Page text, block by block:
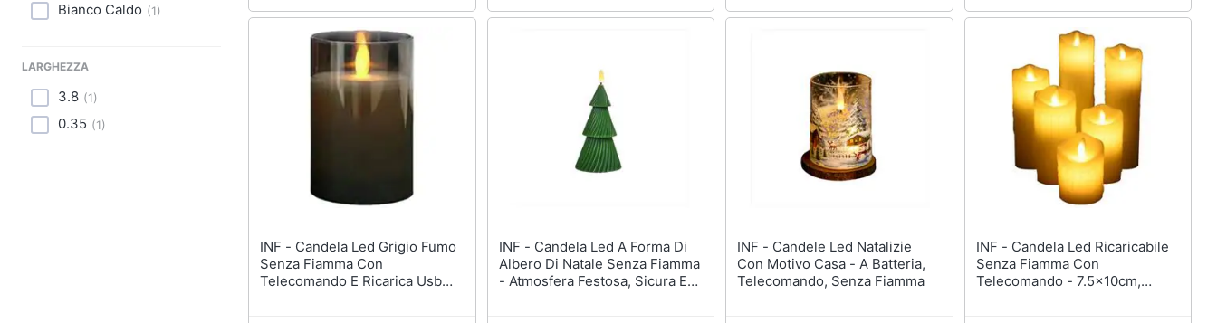
Bianco Caldo (1)
LARGHEZZA
3.8 (1)
0.35 (1)
INF - Candela Led Grigio Fumo
Senza Fiamma Con
Telecomando E Ricarica Usb
INF - Candela Led A Forma Di
Albero Di Natale Senza Fiamma
- Atmosfera Festosa, Sicura E
INF - Candele Led Natalizie
Con Motivo Casa - A Batteria,
Telecomando, Senza Fiamma
INF - Candela Led Ricaricabile
Senza Fiamma Con
Telecomando - 7.5x10cm,